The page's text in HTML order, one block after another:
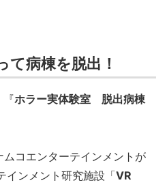
て病棟を脱出！
『ホラー実体験室 脱出病棟
コエンターテインメントが
インメント研究施設「VR